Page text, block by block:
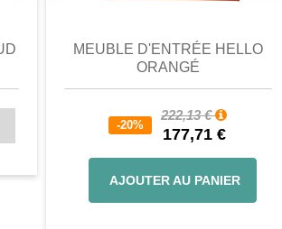
MEUBLE D'ENTRÉE HELLO
ORANGÉ
-20%
222,13 €
177,71 €
AJOUTER AU PANIER